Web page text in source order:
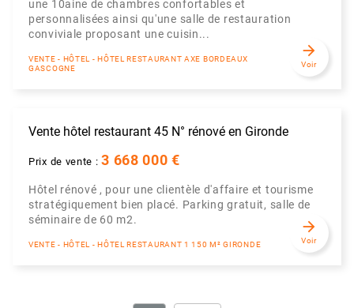
une 10aine de chambres confortables et
personnalisées ainsi qu'une salle de restauration
conviviale proposant une cuisin...
VENTE - HÔTEL - HÔTEL RESTAURANT AXE BORDEAUX
GASCOGNE
arrow_forward
Voir
Vente hôtel restaurant 45 N° rénové en Gironde
Prix de vente :3 668 000 €
Hôtel rénové , pour une clientèle d'affaire et tourisme
stratégiquement bien placé. Parking gratuit, salle de
séminaire de 60 m2.
VENTE - HÔTEL - HÔTEL RESTAURANT 1 150 M² GIRONDE
arrow_forward
Voir